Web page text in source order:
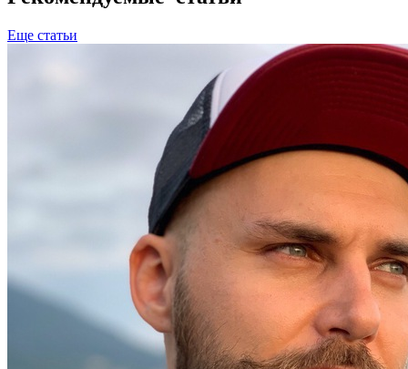
Еще статьи